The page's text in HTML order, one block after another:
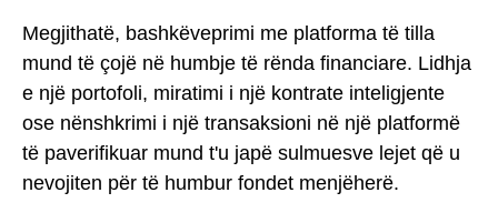
Megjithatë, bashkëveprimi me platforma të tilla
mund të çojë në humbje të rënda financiare. Lidhja
e një portofoli, miratimi i një kontrate inteligjente
ose nënshkrimi i një transaksioni në një platformë
të paverifikuar mund t'u japë sulmuesve lejet që u
nevojiten për të humbur fondet menjëherë.